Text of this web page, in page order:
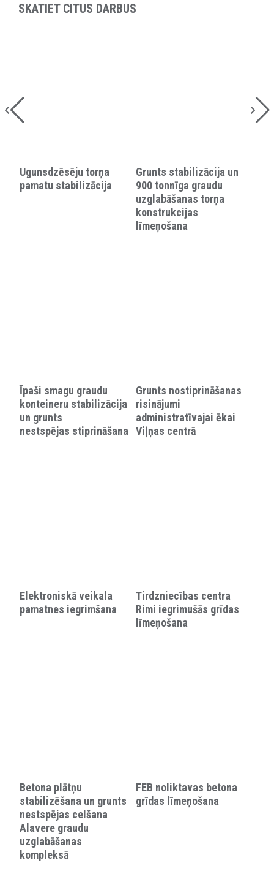
SKATIET CITUS DARBUS
Ugunsdzēsēju torņa
pamatu stabilizācija
Grunts stabilizācija un
900 tonnīga graudu
uzglabāšanas torņa
konstrukcijas
līmeņošana
Īpaši smagu graudu
konteineru stabilizācija
un grunts
nestspējas stiprināšana
Grunts nostiprināšanas
risinājumi
administratīvajai ēkai
Viļņas centrā
Elektroniskā veikala
pamatnes iegrimšana
Tirdzniecības centra
Rimi iegrimušās grīdas
līmeņošana
Betona plātņu
stabilizēšana un grunts
nestspējas celšana
Alavere graudu
uzglabāšanas
kompleksā
FEB noliktavas betona
grīdas līmeņošana